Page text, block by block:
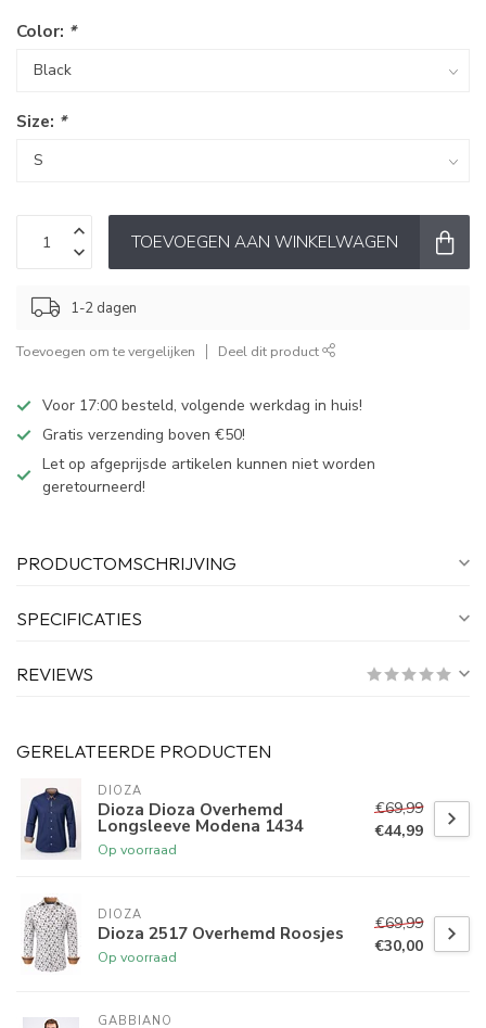
Color: *
Size: *
TOEVOEGEN AAN WINKELWAGEN
1-2 dagen
Toevoegen om te vergelijken Deel dit product
Voor 17:00 besteld, volgende werkdag in huis!
Gratis verzending boven €50!
Let op afgeprijsde artikelen kunnen niet worden
geretourneerd!
PRODUCTOMSCHRIJVING
SPECIFICATIES
REVIEWS
GERELATEERDE PRODUCTEN
DIOZA
Dioza Dioza Overhemd
Longsleeve Modena 1434
Op voorraad
€69,99
€44,99
DIOZA
Dioza 2517 Overhemd Roosjes
Op voorraad
€69,99
€30,00
GABBIANO